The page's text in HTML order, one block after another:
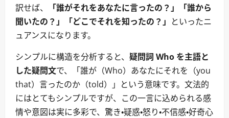
訳せば、
「誰がそれをあなたに言ったの？」「誰から
聞いたの？」「どこでそれを知ったの？」 といったニ
ュアンスになります。
シンプルに構造を分析すると、 疑問詞 Who を主語と
した疑問文で、「誰が（Who）あなたにそれを（you
that）言ったのか（told）」という意味です。文法的
にはとてもシンプルですが、この一言に込められる感
情や意図は実に多彩で、驚き・疑惑・怒り・不信感・好奇心